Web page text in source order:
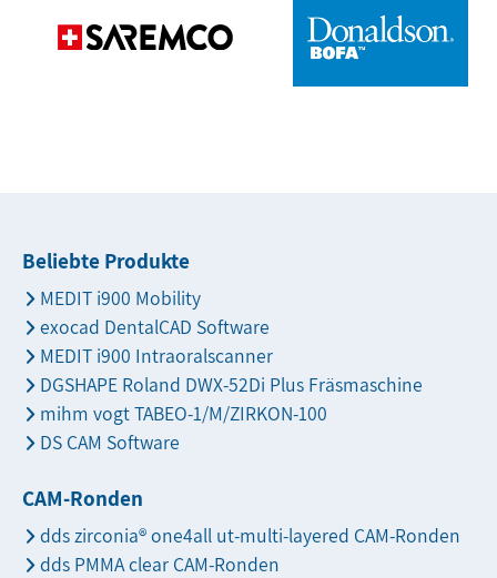
Beliebte Produkte
MEDIT i900 Mobility
exocad DentalCAD Software
MEDIT i900 Intraoralscanner
DGSHAPE Roland DWX-52Di Plus Fräsmaschine
mihm vogt TABEO-1/M/ZIRKON-100
DS CAM Software
CAM-Ronden
dds zirconia® one4all ut-multi-layered CAM-Ronden
dds PMMA clear CAM-Ronden